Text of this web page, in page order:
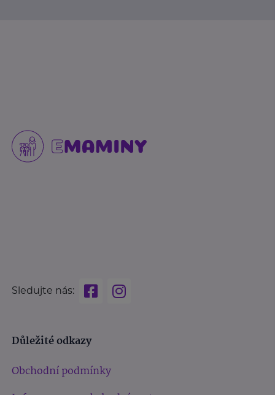
Sledujte nás:
Důležité odkazy
Obchodní podmínky